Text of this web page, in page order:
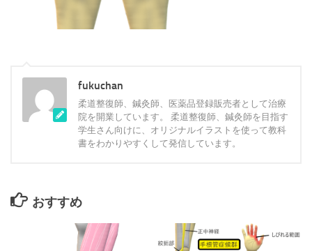
fukuchan
柔道整復師、鍼灸師、医薬品登録販売者として治療
院を開業しています。 柔道整復師、鍼灸師を目指す
学生さん向けに、オリジナルイラストを使って教科
書をわかりやすくして発信しています。
おすすめ